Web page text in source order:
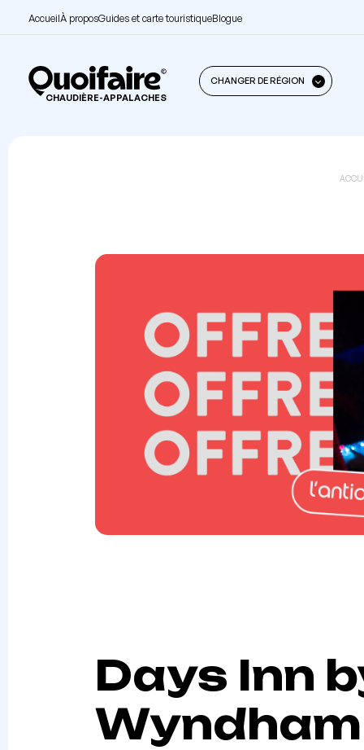
AccueilÀ proposGuides et carte touristiqueBlogue
CHAUDIÈRE-APPALACHES
CHANGER DE RÉGION
Days Inn